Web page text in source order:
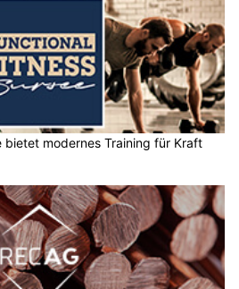
bietet modernes Training für Kraft